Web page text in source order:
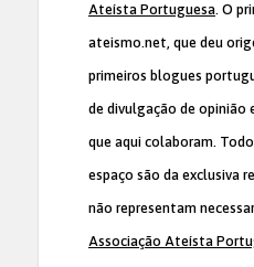
Ateísta Portuguesa. O
ateismo.net, que deu
primeiros blogues
de divulgação de opinião
que aqui colaboram.
espaço são da exclusiva
não representam
Associação Ateísta